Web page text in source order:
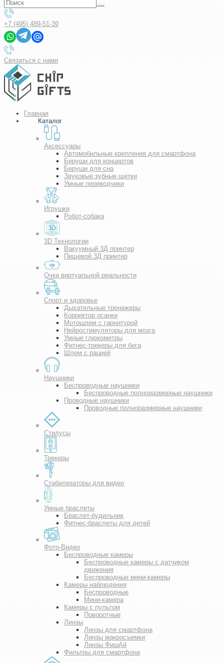
+7 (495) 489-51-39
Связаться с нами
Главная
Каталог
Аксессуары
Автомобильные крепления для смартфона
Беруши для концертов
Беруши для сна
Звуковые зубные щетки
Умные переводчики
Игрушки
Робот-собака
3D Технологии
Вакуумный 3Д принтер
Пищевой 3Д принтер
Очки виртуальной реальности
Спорт и здоровье
Дыхательные тренажеры
Корректор осанки
Мотошлем с гарнитурой
Нейростимуляторы для мозга
Умные глюкометры
Фитнес-трекеры для бега
Шлем с рацией
Наушники
Беспроводные наушники
Беспроводные полноразмерные наушники
Проводные наушники
Проводные полноразмерные наушники
Стилусы
Трекеры
Стабилизаторы для видео
Умные браслеты
Браслет-будильник
Фитнес-браслеты для детей
Фото-Видео
Беспроводные камеры
Беспроводные камеры с датчиком
движения
Беспроводные мини-камеры
Камеры наблюдения
Беспроводные
Мини-камера
Камеры с пультом
Поворотные
Линзы
Линзы для смартфона
Линзы макросъемки
Линзы ФишАй
Фильтры для смартфона